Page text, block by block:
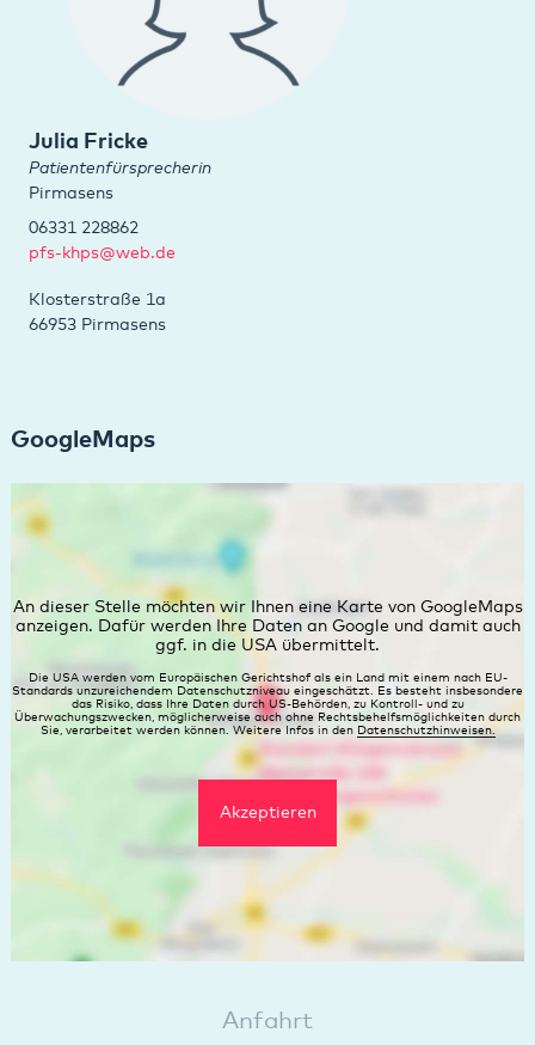
Julia Fricke
Patientenfürsprecherin
Pirmasens
06331 228862
pfs-khps@web.de
Klosterstraße 1a
66953 Pirmasens
GoogleMaps
An dieser Stelle möchten wir Ihnen eine Karte von GoogleMaps
anzeigen. Dafür werden Ihre Daten an Google und damit auch
ggf. in die USA übermittelt.
Die USA werden vom Europäischen Gerichtshof als ein Land mit einem nach EU-
Standards unzureichendem Datenschutzniveau eingeschätzt. Es besteht insbesondere
das Risiko, dass Ihre Daten durch US-Behörden, zu Kontroll- und zu
Überwachungszwecken, möglicherweise auch ohne Rechtsbehelfsmöglichkeiten durch
Sie, verarbeitet werden können. Weitere Infos in den Datenschutzhinweisen.
Akzeptieren
Anfahrt